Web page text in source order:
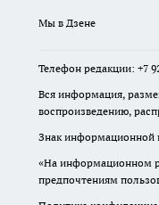
Мы в Дзене
Телефон редакции: +7
Вся информация,
воспроизведению,
Знак информационной
«На информационном
предпочтениям